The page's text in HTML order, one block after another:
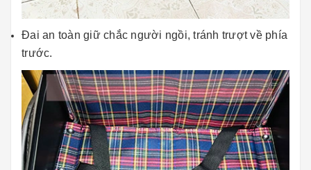
Đai an toàn giữ chắc người ngồi, tránh trượt về phía
trước.